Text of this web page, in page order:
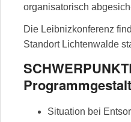
organisatorisch
Die Leibnizkonferenz
Standort Lichtenwalde
Situation bei